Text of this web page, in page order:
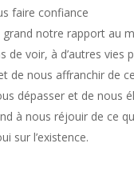
faire confiance
notre rapport au
de voir, à d’autres vies
de nous affranchir de
dépasser et de nous
à nous réjouir de ce
sur l’existence.